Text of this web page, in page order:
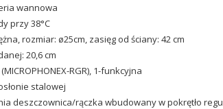
wannowa
przy 38°C
rozmiar: ø25cm, zasięg od ściany: 42 cm
20,6 cm
RGR), 1-funkcyjna
stalowej
deszczownica/rączka wbudowany w pokrętło